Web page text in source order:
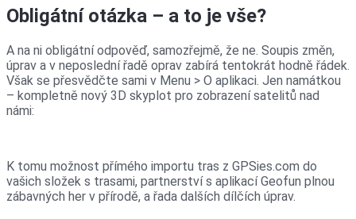
Obligátní otázka – a to je vše?
A na ni obligátní odpověď, samozřejmě, že ne. Soupis změn,
úprav a v neposlední řadě oprav zabírá tentokrát hodně řádek.
Však se přesvědčte sami v Menu > O aplikaci. Jen namátkou
– kompletně nový 3D skyplot pro zobrazení satelitů nad
námi:
K tomu možnost přímého importu tras z GPSies.com do
vašich složek s trasami, partnerství s aplikací Geofun plnou
zábavných her v přírodě, a řada dalších dílčích úprav.